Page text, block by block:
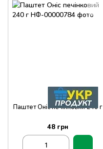
Паштет Оніс печінковий 240 г
48 грн